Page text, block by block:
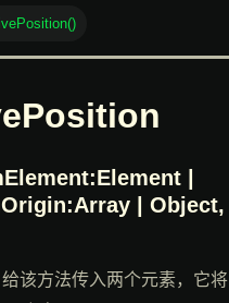
|
| Object,
该方法传入两个元素，它将